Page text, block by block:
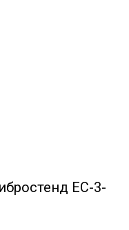
EC-3-